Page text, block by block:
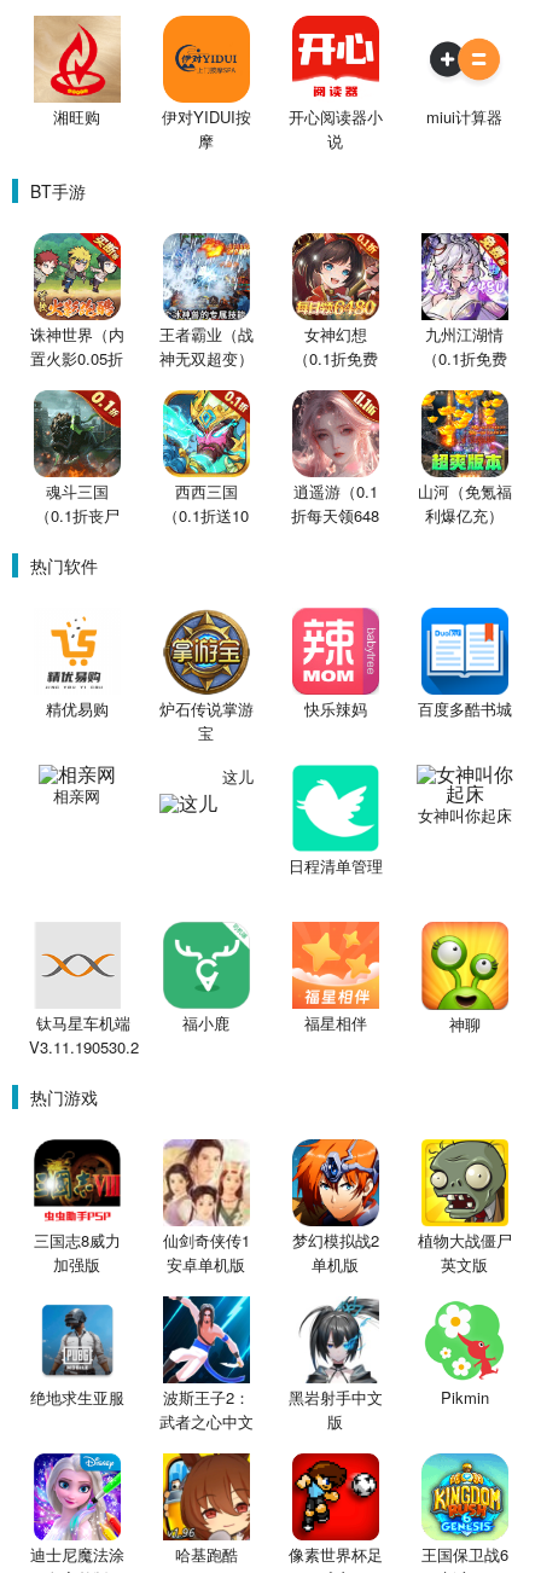
湘旺购
伊对YIDUI按
摩
开心阅读器小
说
miui计算器
BT手游
诛神世界（内
置火影0.05折
王者霸业（战
神无双超变）
女神幻想
（0.1折免费
九州江湖情
（0.1折免费
魂斗三国
（0.1折丧尸
西西三国
（0.1折送10
逍遥游（0.1
折每天领648
山河（免氪福
利爆亿充）
热门软件
精优易购
炉石传说掌游
宝
快乐辣妈 百度多酷书城
相亲网
这儿
日程清单管理
女神叫你起床
钛马星车机端
V3.11.190530.2
福小鹿 福星相伴 神聊
热门游戏
三国志8威力
加强版
仙剑奇侠传1
安卓单机版
梦幻模拟战2
单机版
植物大战僵尸
英文版
绝地求生亚服
波斯王子2：
武者之心中文
黑岩射手中文
版
Pikmin
迪士尼魔法涂
哈基跑酷
像素世界杯足
王国保卫战6